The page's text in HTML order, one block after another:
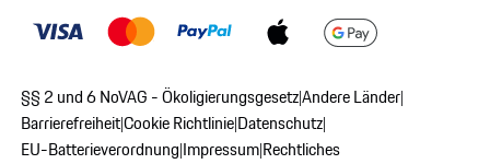
§§ 2 und 6 NoVAG - Ökoligierungsgesetz|Andere Länder|
Barrierefreiheit|Cookie Richtlinie|Datenschutz|
EU-Batterieverordnung|Impressum|Rechtliches